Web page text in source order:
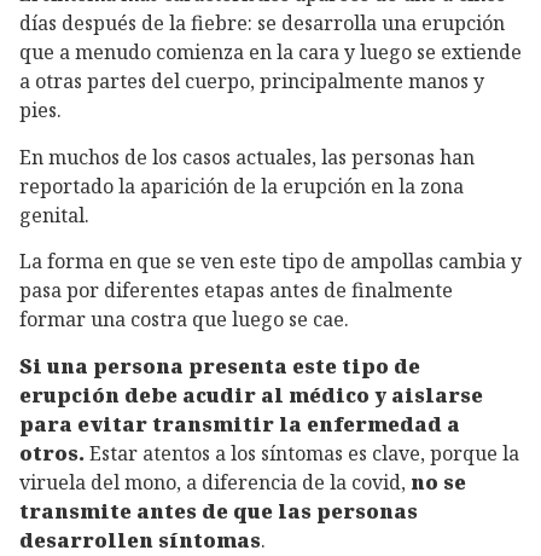
días después de la fiebre: se desarrolla una erupción
que a menudo comienza en la cara y luego se extiende
a otras partes del cuerpo, principalmente manos y
pies.
En muchos de los casos actuales, las personas han
reportado la aparición de la erupción en la zona
genital.
La forma en que se ven este tipo de ampollas cambia y
pasa por diferentes etapas antes de finalmente
formar una costra que luego se cae.
Si una persona presenta este tipo de
erupción debe acudir al médico y aislarse
para evitar transmitir la enfermedad a
otros. Estar atentos a los síntomas es clave, porque la
viruela del mono, a diferencia de la covid, no se
transmite antes de que las personas
desarrollen síntomas.